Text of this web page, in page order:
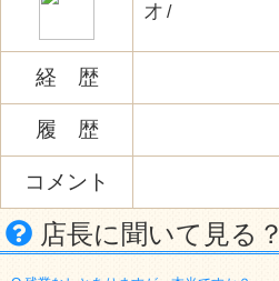
才 /
経 歴
履 歴
コメント
店長に聞いて見る？